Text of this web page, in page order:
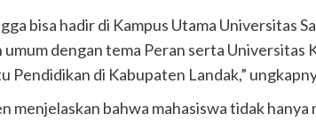
bisa hadir di Kampus Utama Universitas
dengan tema Peran serta Universitas
Pendidikan di Kabupaten Landak,”
menjelaskan bahwa mahasiswa tidak